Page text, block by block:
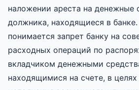
наложении ареста на денежные
должника, находящиеся в
понимается запрет банку на
расходных операций по
вкладчиком денежными
находящимися на счете, в целях